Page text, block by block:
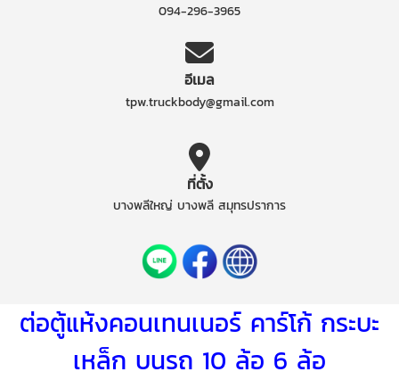
094-296-3965
อีเมล
tpw.truckbody@gmail.com
ที่ตั้ง
บางพลีใหญ่ บางพลี สมุทรปราการ
ต่อตู้แห้งคอนเทนเนอร์ คาร์โก้ กระบะ
เหล็ก บนรถ 10 ล้อ 6 ล้อ